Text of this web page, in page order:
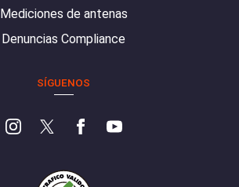
Mediciones de antenas
Denuncias Compliance
SÍGUENOS